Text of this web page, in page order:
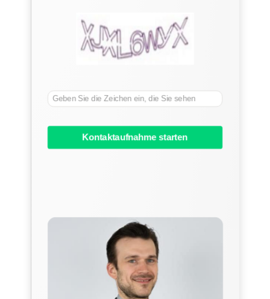
Kontaktaufnahme starten